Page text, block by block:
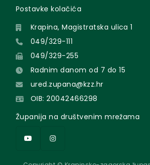
Postavke kolačića
Krapina, Magistratska ulica 1
049/329-111
049/329-255
Radnim danom od 7 do 15
ured.zupana@kzz.hr
OIB: 20042466298
Županija na društvenim mrežama